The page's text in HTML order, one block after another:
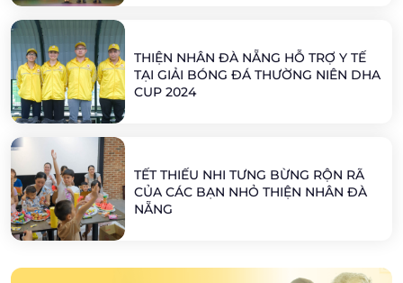
THIỆN NHÂN ĐÀ NẴNG HỖ TRỢ Y TẾ
TẠI GIẢI BÓNG ĐÁ THƯỜNG NIÊN DHA
CUP 2024
TẾT THIẾU NHI TƯNG BỪNG RỘN RÃ
CỦA CÁC BẠN NHỎ THIỆN NHÂN ĐÀ
NẴNG